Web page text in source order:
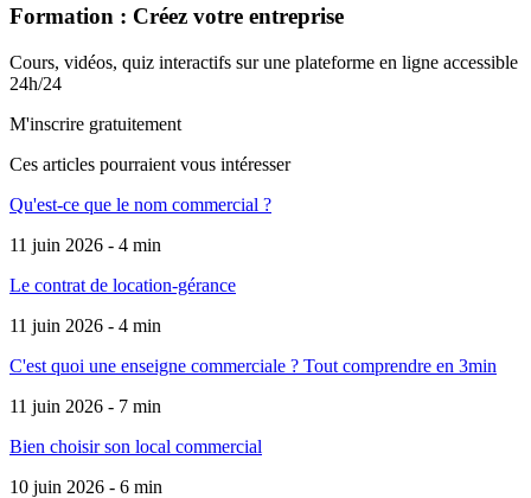
Formation : Créez votre entreprise
Cours, vidéos, quiz interactifs sur une plateforme en ligne accessible
24h/24
M'inscrire gratuitement
Ces articles pourraient vous intéresser
Qu'est-ce que le nom commercial ?
11 juin 2026 - 4 min
Le contrat de location-gérance
11 juin 2026 - 4 min
C'est quoi une enseigne commerciale ? Tout comprendre en 3min
11 juin 2026 - 7 min
Bien choisir son local commercial
10 juin 2026 - 6 min